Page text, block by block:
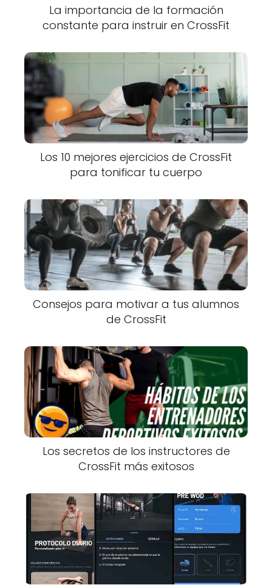
La importancia de la formación
constante para instruir en CrossFit
Los 10 mejores ejercicios de CrossFit
para tonificar tu cuerpo
Consejos para motivar a tus alumnos
de CrossFit
Los secretos de los instructores de
CrossFit más exitosos